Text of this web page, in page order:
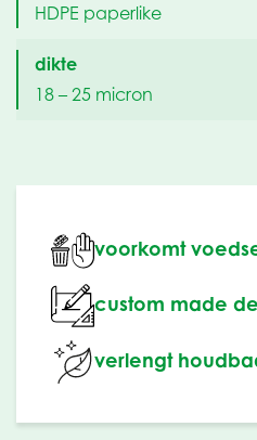
HDPE paperlike
dikte
18 – 25 micron
voorkomt
custom made
verlengt